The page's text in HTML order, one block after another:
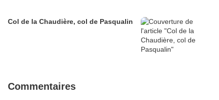
Col de la Chaudière, col de Pasqualin
Commentaires